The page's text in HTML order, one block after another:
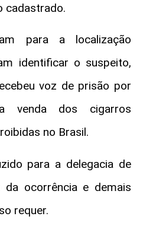
cadastrado.
para a localização
identificar o suspeito,
voz de prisão por
venda dos cigarros
no Brasil.
para a delegacia de
ocorrência e demais
requer.